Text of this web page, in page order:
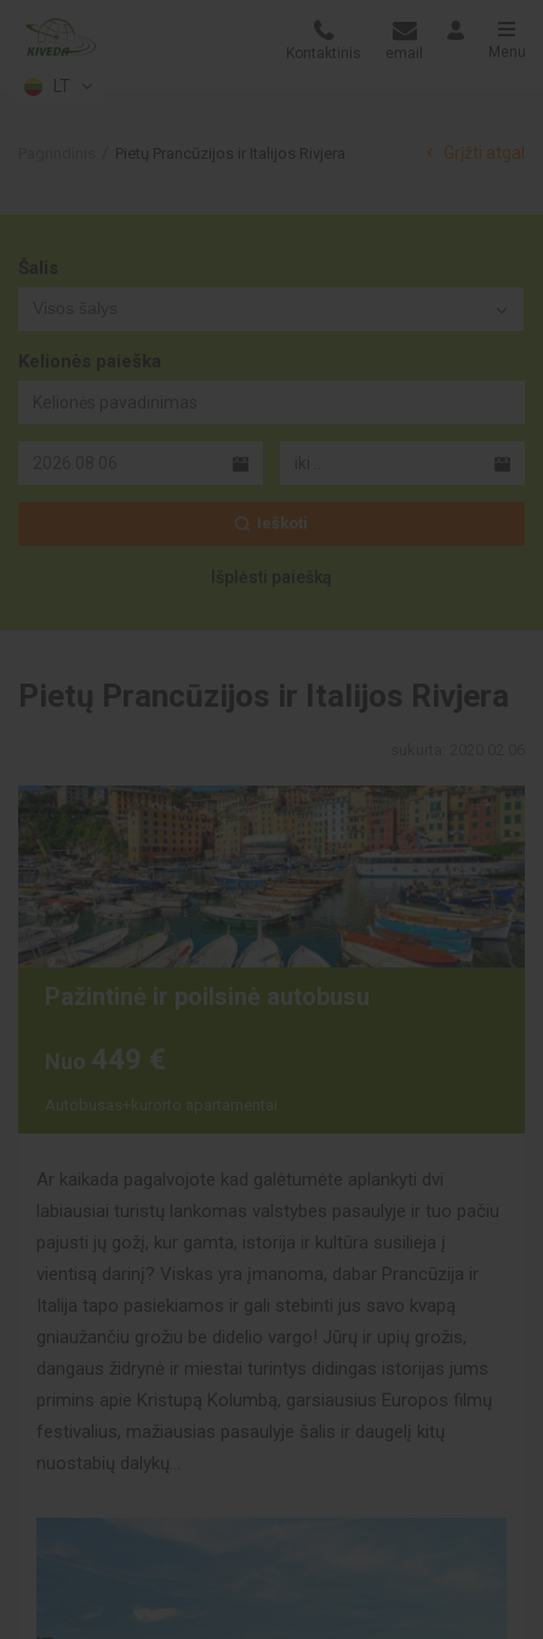
LT
Kontaktinis email Menu
Pietų Prancūzijos ir Italijos Rivjera Grįžti atgal
Ieškoti
Pietų Prancūzijos ir Italijos Rivjera
Pažintinė ir poilsinė autobusu
Nuo 449 €
Autobusas+kurorto apartamentai
Ar kaikada pagalvojote kad galėtumėte aplankyti dvi
labiausiai turistų lankomas valstybes pasaulyje ir tuo pačiu
pajusti jų gožį, kur gamta, istorija ir kultūra susilieja į
vientisą darinį? Viskas yra įmanoma, dabar Prancūzija ir
Italija tapo pasiekiamos ir gali stebinti jus savo kvapą
gniaužančiu grožiu be didelio vargo! Jūrų ir upių grožis,
dangaus židrynė ir miestai turintys didingas istorijas jums
primins apie Kristupą Kolumbą, garsiausius Europos filmų
festivalius, mažiausias pasaulyje šalis ir daugelį kitų
nuostabių dalykų...